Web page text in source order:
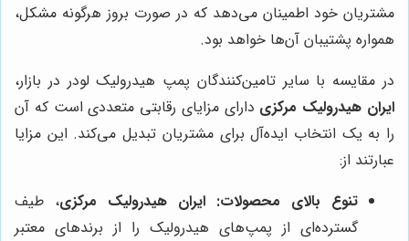
مشتریان خود اطمینان می‌دهد که در صورت بروز هرگونه مشکل،
همواره پشتیبان آن‌ها خواهد بود.
در مقایسه با سایر تامین‌کنندگان پمپ هیدرولیک لودر در بازار،
ایران هیدرولیک مرکزی دارای مزایای رقابتی متعددی است که آن
را به یک انتخاب ایده‌آل برای مشتریان تبدیل می‌کند. این مزایا
عبارتند از:
تنوع بالای محصولات: ایران هیدرولیک مرکزی، طیف
گسترده‌ای از پمپ‌های هیدرولیک را از برندهای معتبر